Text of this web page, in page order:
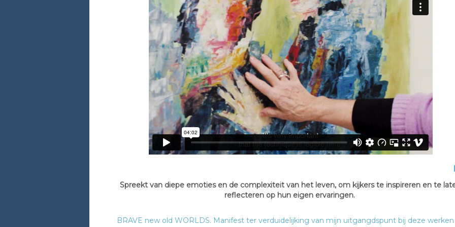
Spreekt van diepe emoties en de complexiteit van het leven, om kijkers te inspireren en te
reflecteren op hun eigen ervaringen.
BRAVE new old WORLDS. Manifest ter verduidelijking van mijn uitgangdspunt bij deze werken